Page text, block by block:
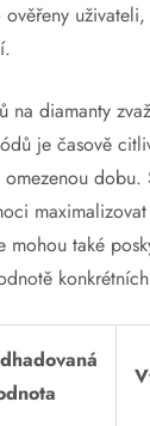
na diamanty
je časově
dobu.
mohou také